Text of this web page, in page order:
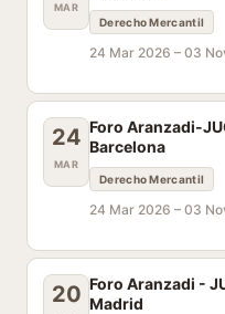
MAR
Derecho Mercantil
24 Mar 2026 – 03
24
MAR
Foro Aranzadi-
Barcelona
Derecho Mercantil
24 Mar 2026 – 03
20 Foro Aranzadi -
Madrid